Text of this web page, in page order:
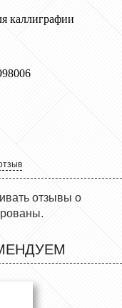
отзывы о